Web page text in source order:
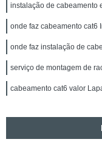
instalação de cabeamento
onde faz cabeamento cat6
onde faz instalação de
serviço de montagem de
cabeamento cat6 valor